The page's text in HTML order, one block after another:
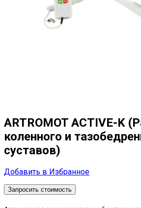
ARTROMOT ACTIVE-K
коленного и
суставов)
Добавить в Избранное
Запросить стоимость